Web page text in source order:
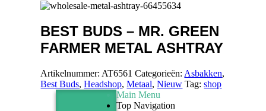
BEST BUDS – MR. GREEN
FARMER METAL ASHTRAY
Artikelnummer: AT6561 Categorieën: Asbakken,
Best Buds,Headshop,Metaal,Nieuw Tag:shop
Main Menu
Top Navigation